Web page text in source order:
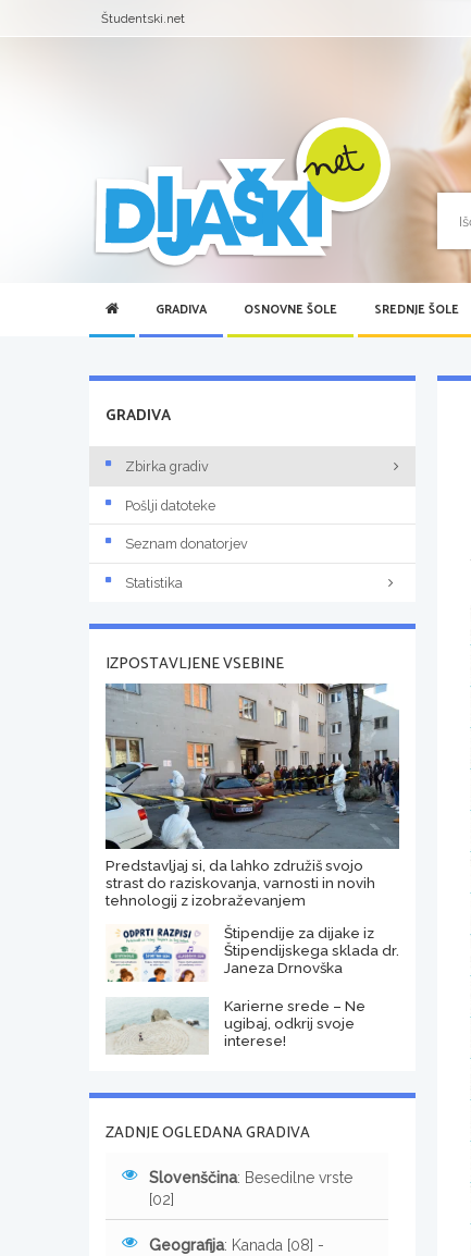
Študentski.net
GRADIVA OSNOVNE ŠOLE SREDNJE ŠOLE
GRADIVA
Zbirka gradiv
Pošlji datoteke
Seznam donatorjev
Statistika
IZPOSTAVLJENE VSEBINE
Predstavljaj si, da lahko združiš svojo
strast do raziskovanja, varnosti in novih
tehnologij z izobraževanjem
Štipendije za dijake iz
Štipendijskega sklada dr.
Janeza Drnovška
Karierne srede – Ne
ugibaj, odkrij svoje
interese!
ZADNJE OGLEDANA GRADIVA
Slovenščina: Besedilne vrste
[02]
Geografija: Kanada [08] -